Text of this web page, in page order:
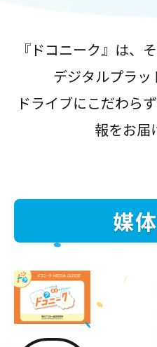
『ドコニーク』は、
デジタルプラッ
ドライブにこだわら
報をお届
媒